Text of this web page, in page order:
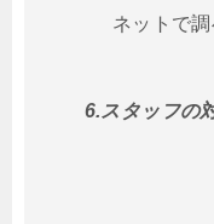
ネットで
6.スタッフの